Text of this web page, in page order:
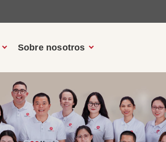
Sobre nosotros